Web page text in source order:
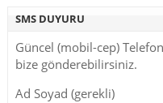
SMS DUYURU
Güncel (mobil-cep)
bize gönderebilirsiniz.
Ad Soyad (gerekli)